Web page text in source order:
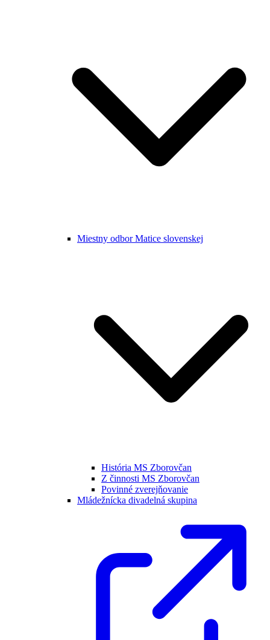
Miestny odbor Matice slovenskej
História MS Zborovčan
Z činnosti MS Zborovčan
Povinné zverejňovanie
Mládežnícka divadelná skupina